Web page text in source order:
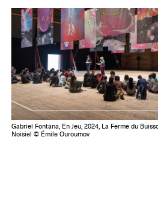
Gabriel Fontana, En Jeu, 2024, La Ferme du
Noisiel © Émile Ouroumov